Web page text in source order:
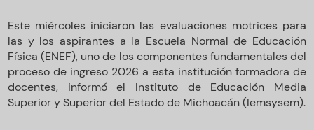
Este miércoles iniciaron las evaluaciones motrices para
las y los aspirantes a la Escuela Normal de Educación
Física (ENEF), uno de los componentes fundamentales del
proceso de ingreso 2026 a esta institución formadora de
docentes, informó el Instituto de Educación Media
Superior y Superior del Estado de Michoacán (Iemsysem).